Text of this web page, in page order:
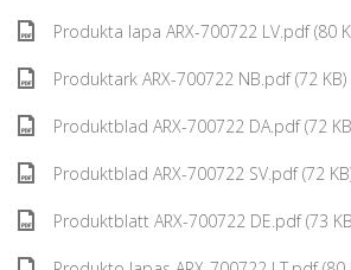
Produkta lapa ARX-700722 LV.pdf (80
Produktark ARX-700722 NB.pdf (72 KB)
Produktblad ARX-700722 DA.pdf (72
Produktblad ARX-700722 SV.pdf (72
Produktblatt ARX-700722 DE.pdf (73